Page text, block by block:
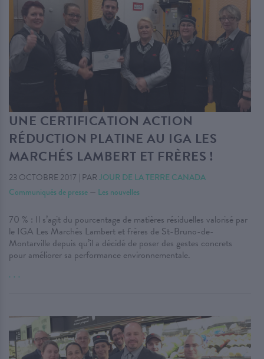
UNE CERTIFICATION ACTION
RÉDUCTION PLATINE AU IGA LES
MARCHÉS LAMBERT ET FRÈRES !
23 OCTOBRE 2017 | PAR JOUR DE LA TERRE CANADA
Communiqués de presse — Les nouvelles
70 % : Il s’agit du pourcentage de matières résiduelles valorisé par
le IGA Les Marchés Lambert et frères de St-Bruno-de-
Montarville depuis qu’il a décidé de poser des gestes concrets
pour améliorer sa performance environnementale.
. . .